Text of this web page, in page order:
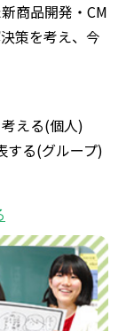
商品開発・CM
策を考え、今
える(個人)
する(グループ)